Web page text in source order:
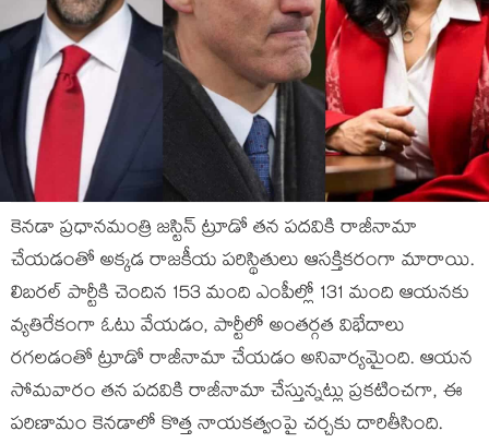
కెనడా ప్రధానమంత్రి జస్టిన్ ట్రూడో తన పదవికి రాజీనామా
చేయడంతో అక్కడ రాజకీయ పరిస్థితులు ఆసక్తికరంగా మారాయి.
లిబరల్ పార్టీకి చెందిన 153 మంది ఎంపీల్లో 131 మంది ఆయనకు
వ్యతిరేకంగా ఓటు వేయడం, పార్టీలో అంతర్గత విభేదాలు
రగలడంతో ట్రూడో రాజీనామా చేయడం అనివార్యమైంది. ఆయన
సోమవారం తన పదవికి రాజీనామా చేస్తున్నట్లు ప్రకటించగా, ఈ
పరిణామం కెనడాలో కొత్త నాయకత్వంపై చర్చకు దారితీసింది.